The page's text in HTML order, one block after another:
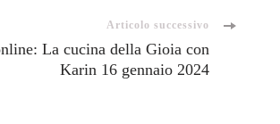
Articolo successivo
La cucina della Gioia con
Karin 16 gennaio 2024